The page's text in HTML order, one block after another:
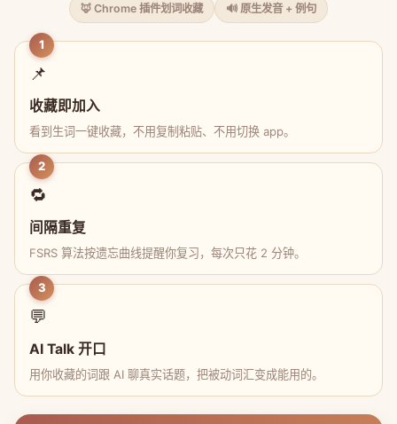
🦊 Chrome 插件划词收藏 🔊 原生发音 + 例句
1
📌
收藏即加入
看到生词一键收藏，不用复制粘贴、不用切换 app。
2
🔁
间隔重复
FSRS 算法按遗忘曲线提醒你复习，每次只花 2 分钟。
3
💬
AI Talk 开口
用你收藏的词跟 AI 聊真实话题，把被动词汇变成能用的。